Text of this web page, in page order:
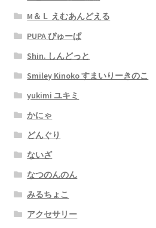
M＆Ｌ えむあんどえる
PUPA ぴゅーぱ
Shin. しんどっと
Smiley Kinoko すまいりーきのこ
yukimi ユキミ
かにゃ
どんぐり
ないざ
なつのんのん
みるちょこ
アクセサリー